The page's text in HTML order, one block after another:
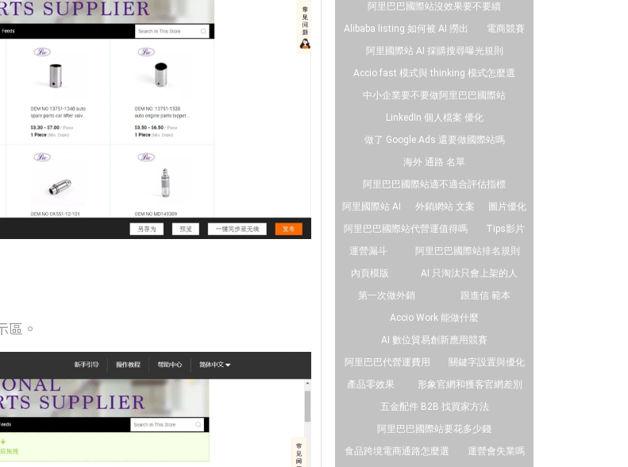
區。
阿里巴巴國際站沒效果要不要續
Alibaba listing 如何被 AI 撈出
電商競賽
阿里國際站 AI 採購搜尋曝光規則
Accio fast 模式與 thinking 模式怎麼選
中小企業要不要做阿里巴巴國際站
LinkedIn 個人檔案 優化
做了 Google Ads 還要做國際站嗎
海外 通路 名單
阿里巴巴國際站適不適合評估指標
阿里國際站 AI
外銷網站 文案
圖片優化
阿里巴巴國際站代營運值得嗎
Tips影片
運營漏斗
阿里巴巴國際站排名規則
內頁模版
AI 只淘汰只會上架的人
第一次做外銷
跟進信 範本
Accio Work 能做什麼
AI 數位貿易創新應用競賽
阿里巴巴代營運費用
關鍵字設置與優化
產品零效果
形象官網和獲客官網差別
五金配件 B2B 找買家方法
阿里巴巴國際站要花多少錢
食品跨境電商通路怎麼選
運營會失業嗎